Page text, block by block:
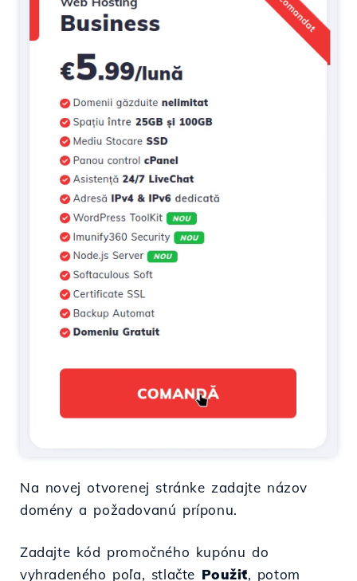
Na novej otvorenej stránke zadajte názov
domény a požadovanú príponu.
Zadajte kód promočného kupónu do
vyhradeného poľa, stlačte Použiť, potom